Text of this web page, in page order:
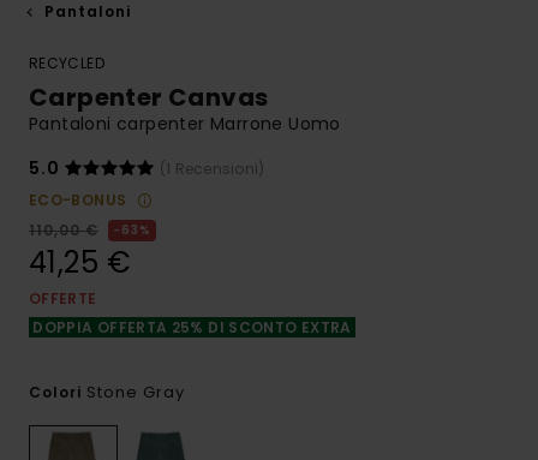
Pantaloni
RECYCLED
Carpenter Canvas
Pantaloni carpenter Marrone Uomo
5.0
(1 Recensioni)
ECO-BONUS
110,00 €
63%
41,25 €
OFFERTE
DOPPIA OFFERTA 25% DI SCONTO EXTRA
Colori Stone Gray